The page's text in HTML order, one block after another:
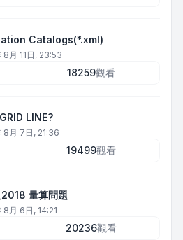
Catalogs(*.xml)
8月 11日, 23:53
18259觀看
LINE?
8月 7日, 21:36
19499觀看
量算問題
8月 6日, 14:21
20236觀看